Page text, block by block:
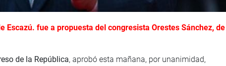
Escazú. fue a propuesta del congresista Orestes Sánchez, de
de la República, aprobó esta mañana, por unanimidad,